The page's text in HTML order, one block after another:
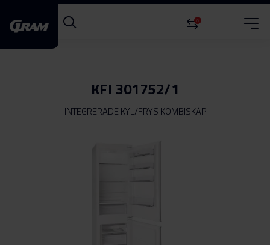
0
KFI 301752/1
INTEGRERADE KYL/FRYS KOMBISKÅP